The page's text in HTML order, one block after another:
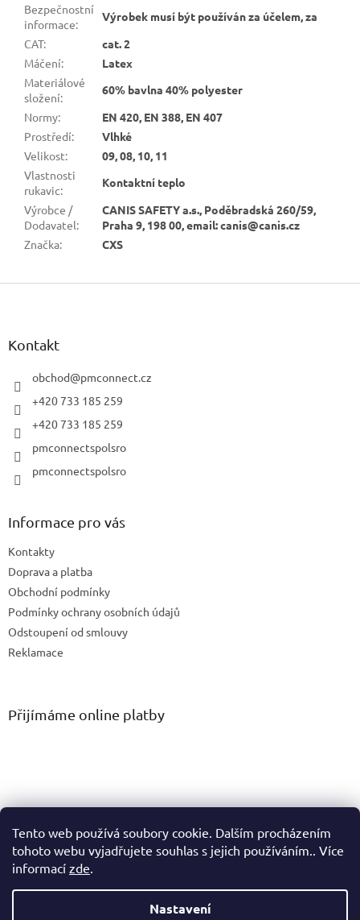
Tento web používá soubory cookie. Dalším procházením
tohoto webu vyjadřujete souhlas s jejich používáním.. Více
informací zde.
Nastavení
Bezpečnostní
informace:
Výrobek musí být používán za účelem, za
CAT:
cat. 2
Máčení:
Latex
Materiálové
složení:
60% bavlna 40% polyester
Normy:
EN 420, EN 388, EN 407
Prostředí:
Vlhké
Velikost:
09, 08, 10, 11
Vlastnosti
rukavic:
Kontaktní teplo
Výrobce /
Dodavatel:
CANIS SAFETY a.s., Poděbradská 260/59,
Praha 9, 198 00, email: canis@canis.cz
Značka: CXS
Z
Kontakt
obchod@pmconnect.cz
+420 733 185 259
+420 733 185 259
pmconnectspolsro
pmconnectspolsro
Informace pro vás
Kontakty
Doprava a platba
Obchodní podmínky
Podmínky ochrany osobních údajů
Odstoupení od smlouvy
Reklamace
Přijímáme online platby